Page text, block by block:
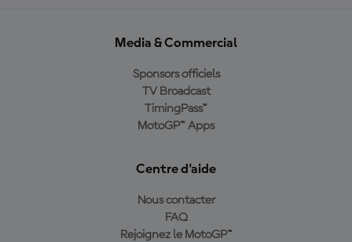
Media & Commercial
Sponsors officiels
TV Broadcast
TimingPass™
MotoGP™ Apps
Centre d'aide
Nous contacter
FAQ
Rejoignez le MotoGP™